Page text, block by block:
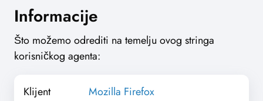
Informacije
Što možemo odrediti na temelju ovog stringa
korisničkog agenta:
Klijent Mozilla Firefox